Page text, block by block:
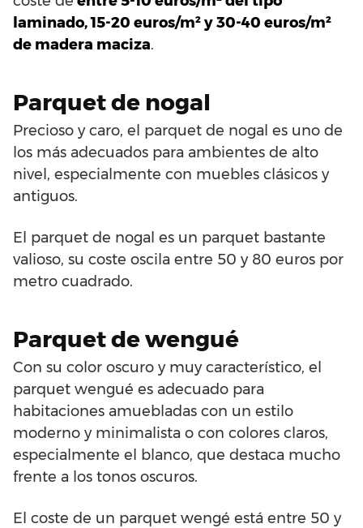
laminado, 15-20 euros/m² y 30-40 euros/m²
de madera maciza.
Parquet de nogal
Precioso y caro, el parquet de nogal es uno de
los más adecuados para ambientes de alto
nivel, especialmente con muebles clásicos y
antiguos.
El parquet de nogal es un parquet bastante
valioso, su coste oscila entre 50 y 80 euros por
metro cuadrado.
Parquet de wengué
Con su color oscuro y muy característico, el
parquet wengué es adecuado para
habitaciones amuebladas con un estilo
moderno y minimalista o con colores claros,
especialmente el blanco, que destaca mucho
frente a los tonos oscuros.
El coste de un parquet wengé está entre 50 y